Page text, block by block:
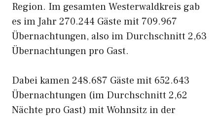
Region. Im gesamten Westerwaldkreis gab
es im Jahr 270.244 Gäste mit 709.967
Übernachtungen, also im Durchschnitt 2,63
Übernachtungen pro Gast.
Dabei kamen 248.687 Gäste mit 652.643
Übernachtungen (im Durchschnitt 2,62
Nächte pro Gast) mit Wohnsitz in der